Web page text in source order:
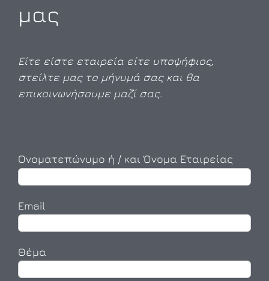
μας
Είτε είστε εταιρεία είτε υποψήφιος,
στείλτε μας το μήνυμά σας και θα
επικοινωνήσουμε μαζί σας.
Ονοματεπώνυμο ή / και Όνομα Εταιρείας
Email
Θέμα